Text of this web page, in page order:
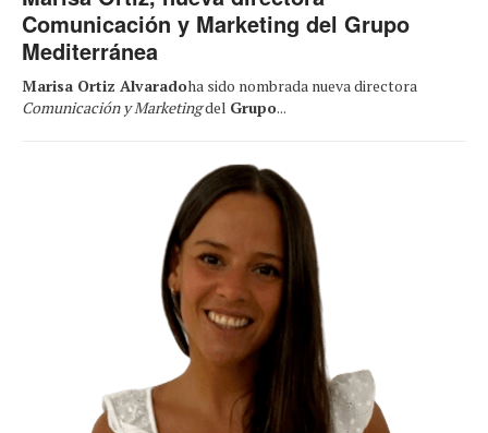
Comunicación y Marketing del Grupo
Mediterránea
Marisa Ortiz Alvaradoha sido nombrada nueva directora
Comunicación y Marketingdel Grupo...